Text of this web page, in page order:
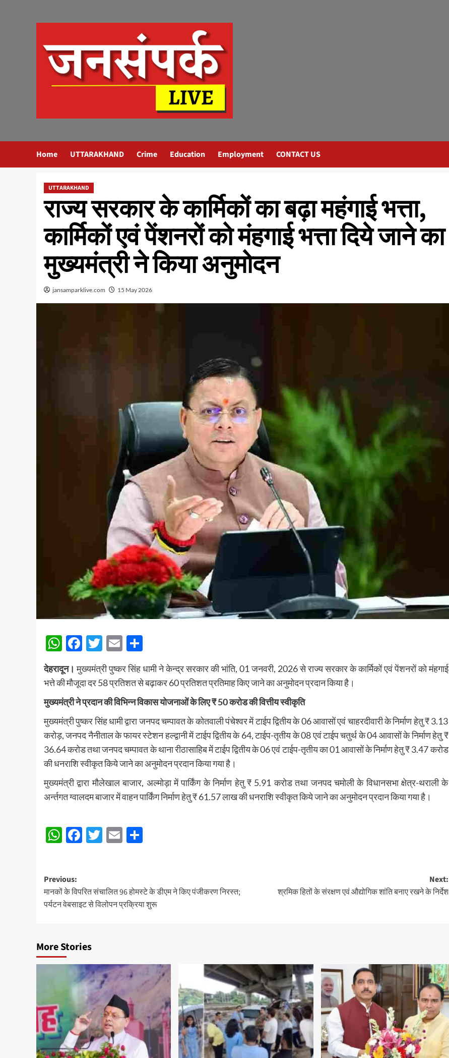
Home UTTARAKHAND Crime Education Employment CONTACT US
UTTARAKHAND
राज्य सरकार के कार्मिकों का बढ़ा महंगाई भत्ता,
कार्मिकों एवं पेंशनरों को मंहगाई भत्ता दिये जाने का
मुख्यमंत्री ने किया अनुमोदन
jansamparklive.com 15 May 2026
WhatsApp
Facebook
Twitter
Email
देहरादून। मुख्यमंत्री पुष्कर सिंह धामी ने केन्द्र सरकार की भांति, 01 जनवरी, 2026 से राज्य सरकार के कार्मिकों एवं पेंशनरों को मंहगाई
भत्ते की मौजूदा दर 58 प्रतिशत से बढ़ाकर 60 प्रतिशत प्रतिमाह किए जाने का अनुमोदन प्रदान किया है।
मुख्यमंत्री ने प्रदान की विभिन्न विकास योजनाओं के लिए ₹ 50 करोड की वित्तीय स्वीकृति
मुख्यमंत्री पुष्कर सिंह धामी द्वारा जनपद चम्पावत के कोतवाली पंचेश्वर में टाईप द्वितीय के 06 आवासों एवं चाहरदीवारी के निर्माण हेतु ₹ 3.13
करोड़, जनपद नैनीताल के फायर स्टेशन हल्द्वानी में टाईप द्वितीय के 64, टाईप-तृतीय के 08 एवं टाईप चतुर्थ के 04 आवासों के निर्माण हेतु ₹
36.64 करोड तथा जनपद चम्पावत के थाना रीठासाहिब में टाईप द्वितीय के 06 एवं टाईप-तृतीय का 01 आवासों के निर्माण हेतु ₹ 3.47 करोड
की धनराशि स्वीकृत किये जाने का अनुमोदन प्रदान किया गया है।
मुख्यमंत्री द्वारा मौलेखाल बाजार, अल्मोड़ा में पार्किंग के निर्माण हेतु ₹ 5.91 करोड तथा जनपद चमोली के विधानसभा क्षेत्र-थराली के
अर्न्तगत ग्वालदम बाजार में वाहन पार्किंग निर्माण हेतु ₹ 61.57 लाख की धनराशि स्वीकृत किये जाने का अनुमोदन प्रदान किया गया है।
Post
navigation
WhatsApp
Facebook
Twitter
Email
Post
navigation
Previous:
मानकों के विपरित संचालित 96 होमस्टे के डीएम ने किए पंजीकरण निरस्त;
पर्यटन वेबसाइट से विलोपन प्रक्रिया शुरू
Next:
श्रमिक हितों के संरक्षण एवं औद्योगिक शांति बनाए रखने के निर्देश
More Stories